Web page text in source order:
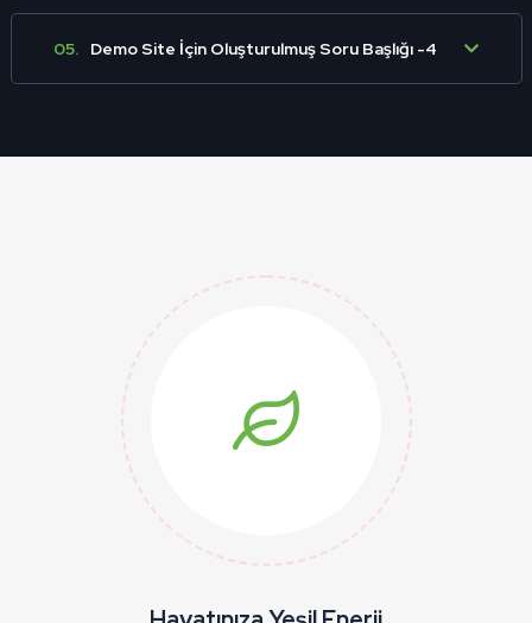
05. Demo Site İçin Oluşturulmuş Soru Başlığı -4